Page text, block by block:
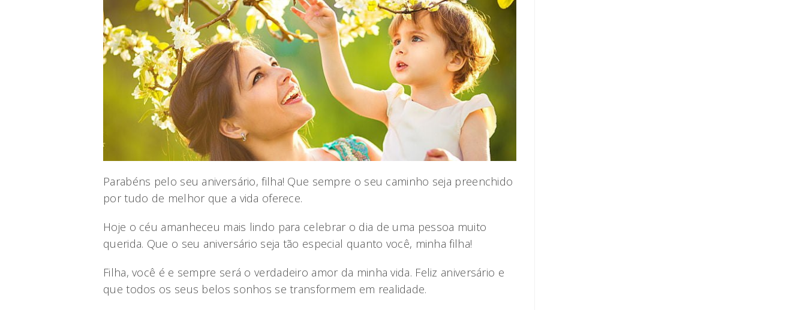
Parabéns pelo seu aniversário, filha! Que sempre o seu caminho seja preenchido
por tudo de melhor que a vida oferece.
Hoje o céu amanheceu mais lindo para celebrar o dia de uma pessoa muito
querida. Que o seu aniversário seja tão especial quanto você, minha filha!
Filha, você é e sempre será o verdadeiro amor da minha vida. Feliz aniversário e
que todos os seus belos sonhos se transformem em realidade.